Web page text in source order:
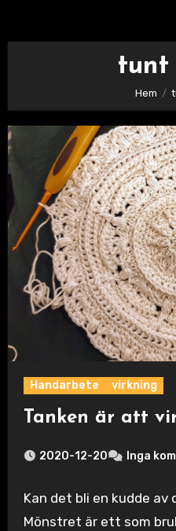
tunt
Hem
Handarbete virkning
Tanken är att
2020-12-20 Inga
Kan det bli en kudde
Mönstret är ett som